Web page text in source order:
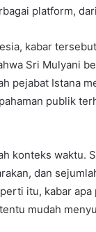
platform,
kabar
Sri Mulyani
pejabat Istana
publik
konteks waktu.
dan
itu, kabar
mudah